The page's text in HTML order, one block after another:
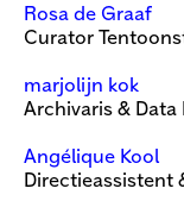
Rosa de Graaf
Curator
marjolijn kok
Archivaris & Data
Angélique Kool
Directieassistent